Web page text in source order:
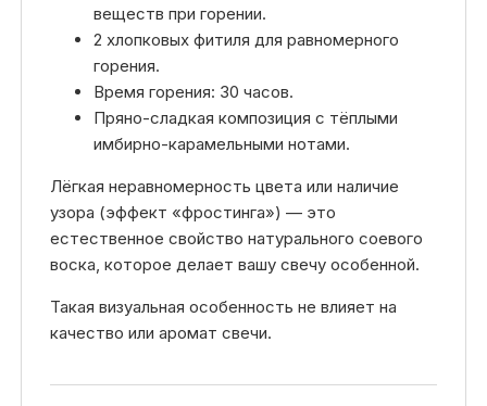
веществ при горении.
2 хлопковых фитиля для равномерного
горения.
Время горения: 30 часов.
Пряно-сладкая композиция с тёплыми
имбирно-карамельными нотами.
Лёгкая неравномерность цвета или наличие
узора (эффект «фростинга») — это
естественное свойство натурального соевого
воска, которое делает вашу свечу особенной.
Такая визуальная особенность не влияет на
качество или аромат свечи.